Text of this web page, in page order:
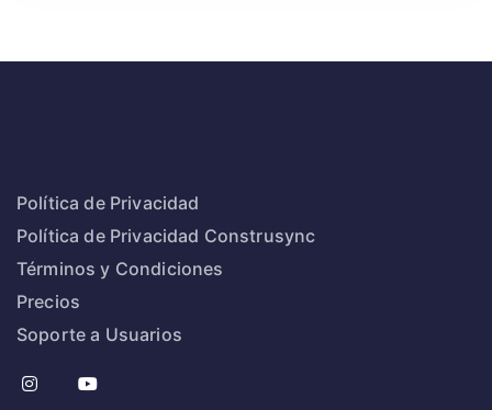
Política de Privacidad
Política de Privacidad Construsync
Términos y Condiciones
Precios
Soporte a Usuarios